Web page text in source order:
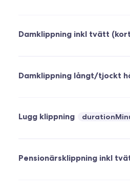
Damklippning inkl tvätt
Damklippning långt/tjockt
Lugg klippning
Pensionärsklippning inkl